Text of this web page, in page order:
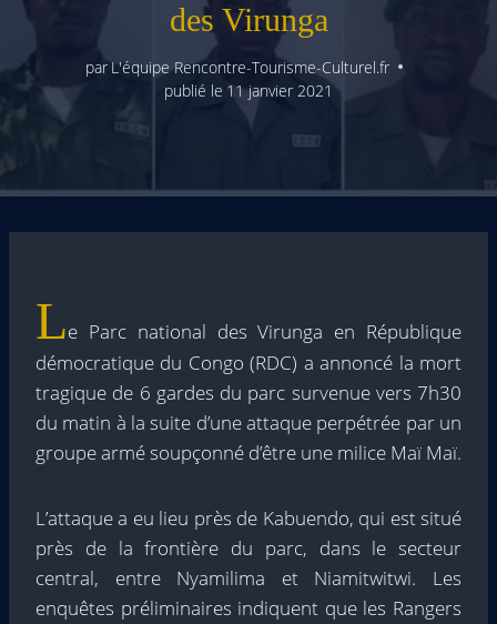
des Virunga
parL'équipe Rencontre-Tourisme-Culturel.fr
publié le 11 janvier 2021
Le Parc national des Virunga en République
démocratique du Congo (RDC) a annoncé la mort
tragique de 6 gardes du parc survenue vers 7h30
du matin à la suite d’une attaque perpétrée par un
groupe armé soupçonné d’être une milice Maï Maï.
L’attaque a eu lieu près de Kabuendo, qui est situé
près de la frontière du parc, dans le secteur
central, entre Nyamilima et Niamitwitwi. Les
enquêtes préliminaires indiquent que les Rangers